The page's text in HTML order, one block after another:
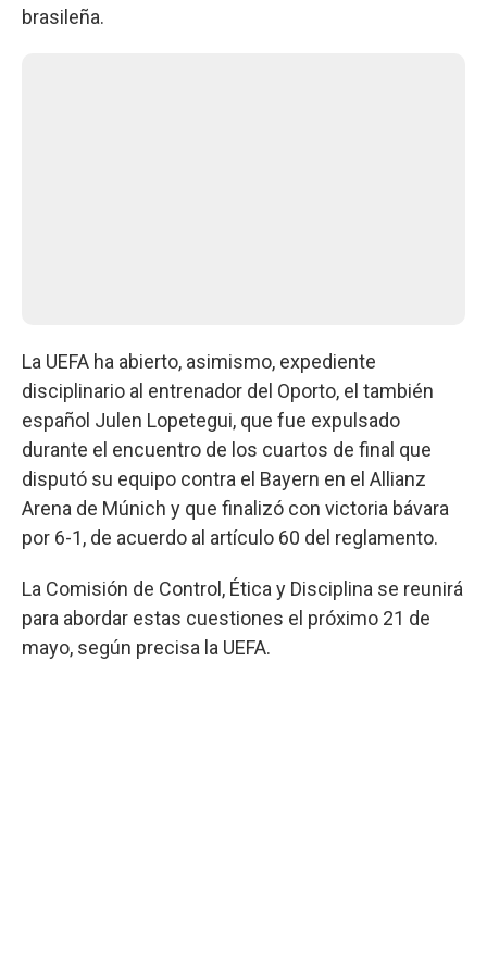
brasileña.
La UEFA ha abierto, asimismo, expediente
disciplinario al entrenador del Oporto, el también
español Julen Lopetegui, que fue expulsado
durante el encuentro de los cuartos de final que
disputó su equipo contra el Bayern en el Allianz
Arena de Múnich y que finalizó con victoria bávara
por 6-1, de acuerdo al artículo 60 del reglamento.
La Comisión de Control, Ética y Disciplina se reunirá
para abordar estas cuestiones el próximo 21 de
mayo, según precisa la UEFA.